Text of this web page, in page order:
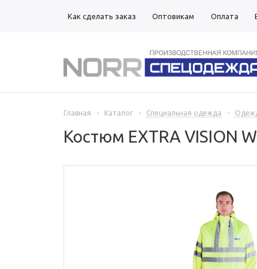
Как сделать заказ Оптовикам Оплата
Главная - Каталог - Специальная одежда -
Костюм EXTRA VISION